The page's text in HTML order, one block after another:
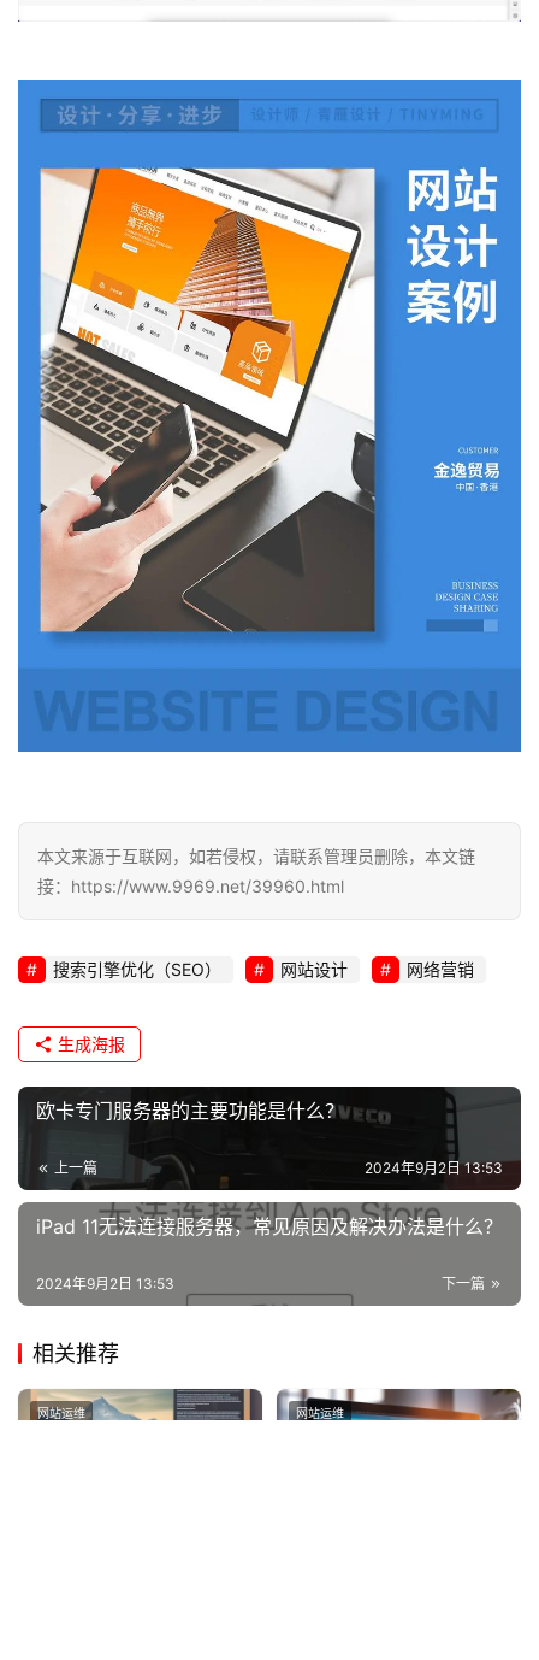
本文来源于互联网，如若侵权，请联系管理员删除，本文链
接：https://www.9969.net/39960.html
搜索引擎优化（SEO） 网站设计 网络营销
生成海报
欧卡专门服务器的主要功能是什么？
上一篇 2024年9月2日 13:53
iPad 11无法连接服务器，常见原因及解决办法是什么？
下一篇
2024年9月2日 13:53
相关推荐
网站运维 网站运维